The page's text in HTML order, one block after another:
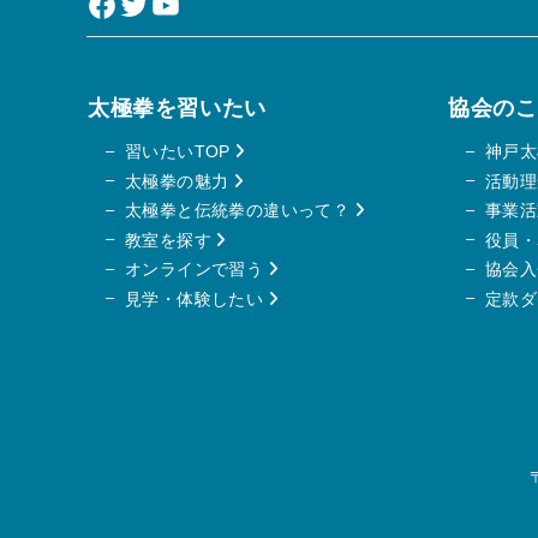
太極拳を習いたい
習いたいTOP
太極拳の魅力
太極拳と伝統拳の違いって？
教室を探す
オンラインで習う
見学・体験したい
協会の
神戸
活動
事業
役員
協会
定款